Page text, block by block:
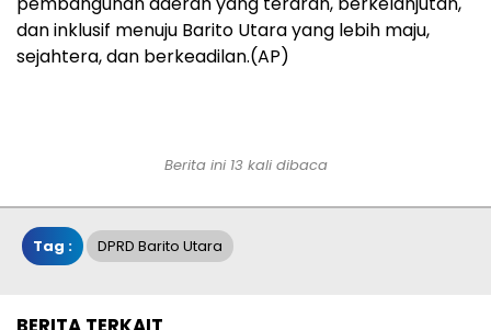
dan inklusif menuju Barito Utara yang lebih maju,
sejahtera, dan berkeadilan.(AP)
Berita ini 13 kali dibaca
Tag : DPRD Barito Utara